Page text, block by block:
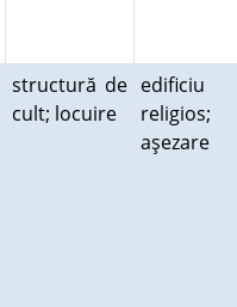
structură de
cult; locuire
edificiu
religios;
aşezare